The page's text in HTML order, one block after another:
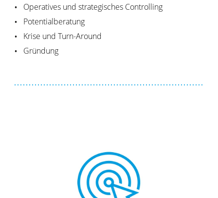
Operatives und strategisches Controlling
Potentialberatung
Krise und Turn-Around
Gründung